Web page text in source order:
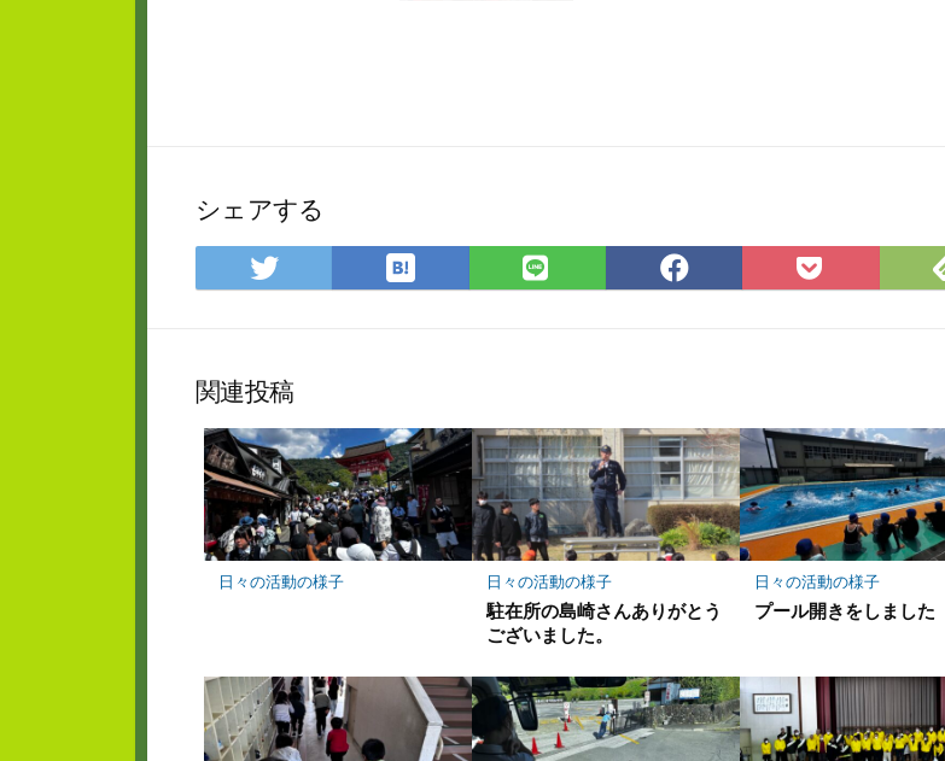
シェアする
Twitter
で
ア
は
て
マ
ー
ク
に
保
LINE
で
Facebook
で
Pocket
に
関連投稿
日々の活動の様子 日々の活動の様子
駐在所の島崎さんありがとう
ございました。
日々の活動の様子
プール開きをしました